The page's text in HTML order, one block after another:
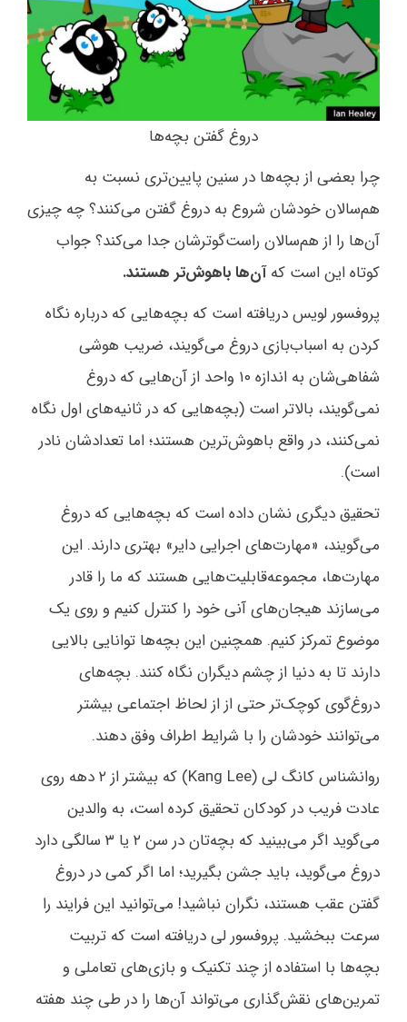
دروغ گفتن بچه‌ها
چرا بعضی از بچه‌ها در سنین پایین‌تری نسبت به
هم‌سالان خودشان شروع به دروغ گفتن می‌کنند؟ چه چیزی
آن‌ها را از هم‌سالان راست‌گوترشان جدا می‌کند؟ جواب
کوتاه این است کهآن‌ها باهوش‌تر هستند.
پروفسور لویس دریافته است که بچه‌هایی که درباره نگاه
کردن به اسباب‌بازی دروغ می‌گویند، ضریب هوشی
شفاهی‌شان به اندازه ۱۰ واحد از آن‌هایی که دروغ
نمی‌گویند، بالاتر است (بچه‌هایی که در ثانیه‌های اول نگاه
نمی‌کنند، در واقع باهوش‌ترین هستند؛ اما تعدادشان نادر
است).
تحقیق دیگری نشان داده است که بچه‌هایی که دروغ
می‌گویند، «مهارت‌های اجرایی دایر» بهتری دارند. این
مهارت‌ها، مجموعه‌قابلیت‌هایی هستند که ما را قادر
می‌سازند هیجان‌های آنی خود را کنترل کنیم و روی یک
موضوع تمرکز کنیم. همچنین این بچه‌ها توانایی بالایی
دارند تا به دنیا از چشم دیگران نگاه کنند. بچه‌های
دروغ‌گوی کوچک‌تر حتی از از لحاظ اجتماعی بیشتر
می‌توانند خودشان را با شرایط اطراف وفق دهند.
روانشناس کانگ لی (Kang Lee) که بیشتر از ۲ دهه روی
عادت فریب در کودکان تحقیق کرده است، به والدین
می‌گوید اگر می‌بینید که بچه‌تان در سن ۲ یا ۳ سالگی دارد
دروغ می‌گوید، باید جشن بگیرید؛ اما اگر کمی در دروغ
گفتن عقب هستند، نگران نباشید! می‌توانید این فرایند را
سرعت ببخشید. پروفسور لی دریافته است که تربیت
بچه‌ها با استفاده از چند تکنیک و بازی‌های تعاملی و
تمرین‌های نقش‌گذاری می‌تواند آن‌ها را در طی چند هفته